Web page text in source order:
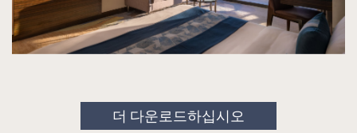
더 다운로드하십시오